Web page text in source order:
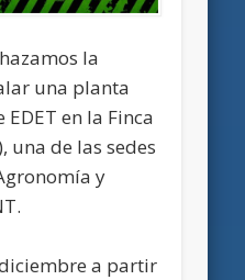
la
una planta
en la Finca
una de las sedes
y
a partir